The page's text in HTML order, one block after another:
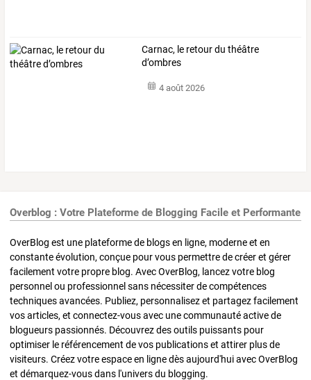
Carnac, le retour du théâtre
d’ombres
4 août 2026
Overblog : Votre Plateforme de Blogging Facile et Performante
OverBlog est une plateforme de blogs en ligne, moderne et en
constante évolution, conçue pour vous permettre de créer et gérer
facilement votre propre blog. Avec OverBlog, lancez votre blog
personnel ou professionnel sans nécessiter de compétences
techniques avancées. Publiez, personnalisez et partagez facilement
vos articles, et connectez-vous avec une communauté active de
blogueurs passionnés. Découvrez des outils puissants pour
optimiser le référencement de vos publications et attirer plus de
visiteurs. Créez votre espace en ligne dès aujourd'hui avec OverBlog
et démarquez-vous dans l'univers du blogging.